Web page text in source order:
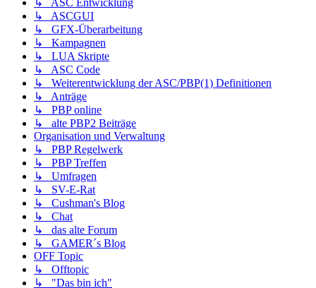
↳ ASC Entwicklung
↳ ASCGUI
↳ GFX-Überarbeitung
↳ Kampagnen
↳ LUA Skripte
↳ ASC Code
↳ Weiterentwicklung der ASC/PBP(1) Definitionen
↳ Anträge
↳ PBP online
↳ alte PBP2 Beiträge
Organisation und Verwaltung
↳ PBP Regelwerk
↳ PBP Treffen
↳ Umfragen
↳ SV-E-Rat
↳ Cushman's Blog
↳ Chat
↳ das alte Forum
↳ GAMER´s Blog
OFF Topic
↳ Offtopic
↳ "Das bin ich"